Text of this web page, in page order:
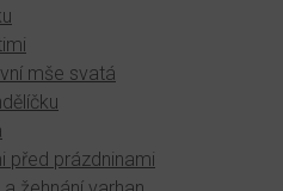
mše svatá
před prázdninami